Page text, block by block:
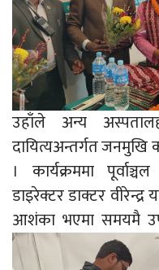
उहाँले अन्य
दायित्यअन्तर्गत जनमुखि
। कार्यक्रममा
डाइरेक्टर डाक्टर
आशंका भएमा समयमै